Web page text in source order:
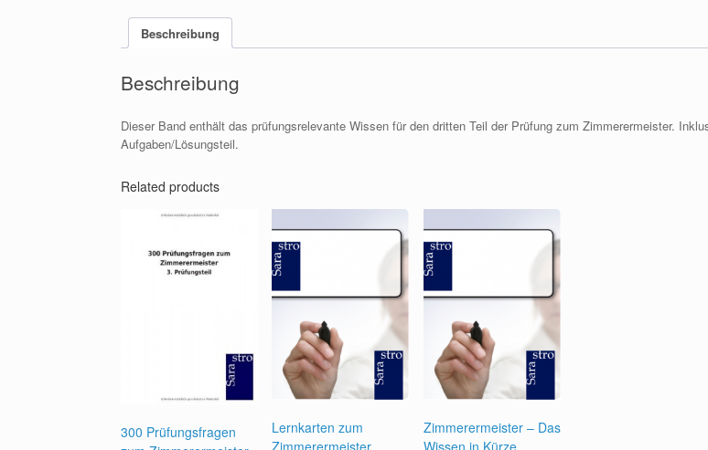
Beschreibung
Beschreibung
Dieser Band enthält das prüfungsrelevante Wissen für den dritten Teil der Prüfung zum Zimmerermeister.
Aufgaben/Lösungsteil.
Related products
300 Prüfungsfragen
Lernkarten zum
Zimmerermeister
Zimmerermeister – Das
Wissen in Kürze